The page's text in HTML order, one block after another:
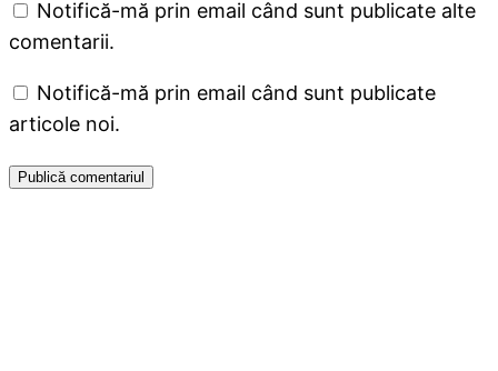
Notifică-mă prin email când sunt publicate alte
comentarii.
Notifică-mă prin email când sunt publicate
articole noi.